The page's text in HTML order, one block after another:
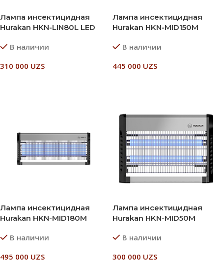
Лампа инсектицидная
Hurakan HKN-LIN80L LED
В наличии
310 000 UZS
Лампа инсектицидная
Hurakan HKN-MID150M
В наличии
445 000 UZS
Лампа инсектицидная
Hurakan HKN-MID180M
В наличии
495 000 UZS
Лампа инсектицидная
Hurakan HKN-MID50M
В наличии
300 000 UZS